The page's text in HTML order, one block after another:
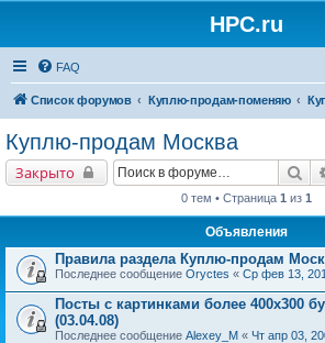
HPC.ru
FAQ
Список форумов Куплю-продам-поменяю
Куплю-продам Москва
Закрыто
0 тем • Страница 1 из 1
Объявления
Правила раздела Куплю-продам
Последнее сообщение Oryctes « Ср фев 13,
Посты с картинками более 400х300
(03.04.08)
Последнее сообщение Alexey_M « Чт апр 03,